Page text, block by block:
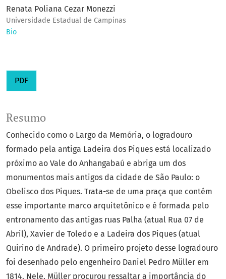
Renata Poliana Cezar Monezzi
Universidade Estadual de Campinas
Bio
PDF
Resumo
Conhecido como o Largo da Memória, o logradouro
formado pela antiga Ladeira dos Piques está localizado
próximo ao Vale do Anhangabaú e abriga um dos
monumentos mais antigos da cidade de São Paulo: o
Obelisco dos Piques. Trata-se de uma praça que contém
esse importante marco arquitetônico e é formada pelo
entronamento das antigas ruas Palha (atual Rua 07 de
Abril), Xavier de Toledo e a Ladeira dos Piques (atual
Quirino de Andrade). O primeiro projeto desse logradouro
foi desenhado pelo engenheiro Daniel Pedro Müller em
1814. Nele, Müller procurou ressaltar a importância do